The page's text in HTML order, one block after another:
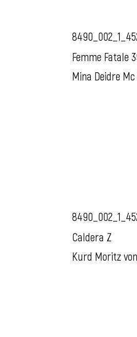
Femme Fatale
Mina Deidre
Caldera Z
Kurd Moritz